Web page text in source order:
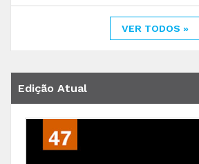
VER TODOS »
Edição Atual